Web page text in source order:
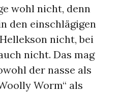
wohl nicht, denn
den einschlägigen
nicht, bei
nicht. Das mag
der nasse als
Worm“ als